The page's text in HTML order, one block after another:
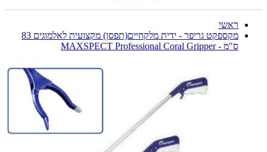
ראשי
מקספקט גריפר - ידית מלקחיים(תפסן) מקצועית לאלמוגים 83
ס"מ - MAXSPECT Professional Coral Gripper